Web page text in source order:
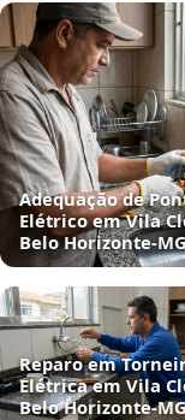
Adequação de
Elétrico em Vila
Belo
Reparo em
Elétrica em Vila
Belo